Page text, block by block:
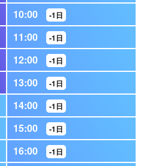
10:00 -1日
11:00 -1日
12:00 -1日
13:00 -1日
14:00 -1日
15:00 -1日
16:00 -1日